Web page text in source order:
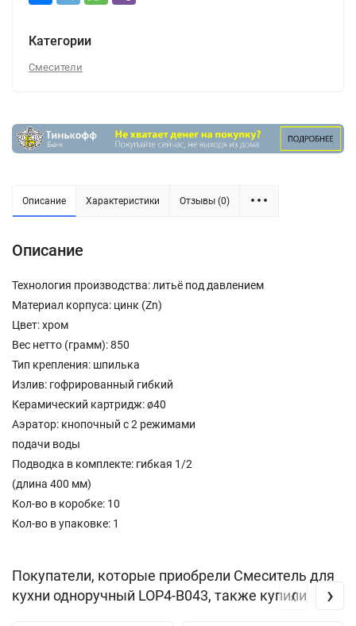
Категории
Смесители
Описание Характеристики Отзывы (0)
Описание
Технология производства: литьё под давлением
Материал корпуса: цинк (Zn)
Цвет: хром
Вес нетто (грамм): 850
Тип крепления: шпилька
Излив: гофрированный гибкий
Керамический картридж: ø40
Аэратор: кнопочный с 2 режимами
подачи воды
Подводка в комплекте: гибкая 1/2
(длина 400 мм)
Кол-во в коробке: 10
Кол-во в упаковке: 1
Покупатели, которые приобрели Смеситель для
кухни одноручный LOP4-B043, также купили
‹ ›